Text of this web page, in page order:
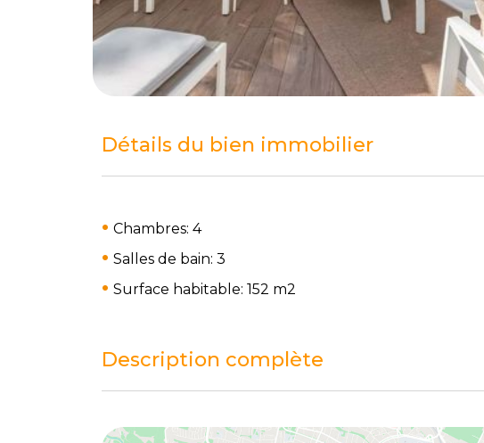
Détails du bien immobilier
Chambres: 4
Salles de bain: 3
Surface habitable: 152 m2
Description complète